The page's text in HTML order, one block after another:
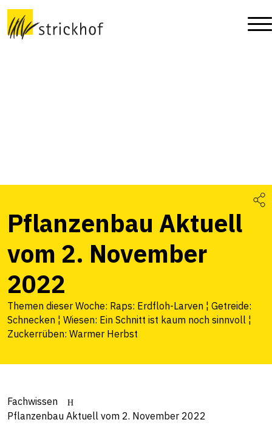
Pflanzenbau Aktuell
vom 2. November
2022
Themen dieser Woche: Raps: Erdfloh-Larven ¦ Getreide:
Schnecken ¦ Wiesen: Ein Schnitt ist kaum noch sinnvoll ¦
Zuckerrüben: Warmer Herbst
Fachwissen
Pflanzenbau Aktuell vom 2. November 2022